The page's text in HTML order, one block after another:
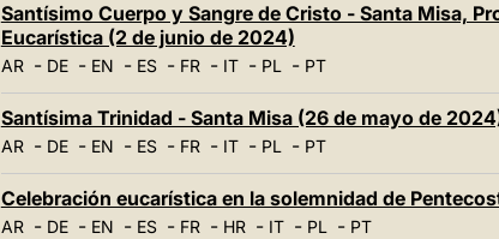
Santísimo Cuerpo y Sangre de Cristo - Santa Misa,
Eucarística (2 de junio de 2024)
AR- DE- EN - ES- FR- IT- PL- PT
Santísima Trinidad - Santa Misa (26 de mayo de
AR- DE- EN - ES- FR- IT- PL- PT
Celebración eucarística en la solemnidad de
AR- DE- EN - ES- FR- HR- IT- PL- PT